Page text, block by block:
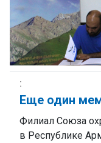
Еще один
Филиал Союза
в Республике